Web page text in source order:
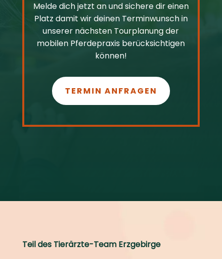
Melde dich jetzt an und sichere dir einen
Platz damit wir deinen Terminwunsch in
unserer nächsten Tourplanung der
mobilen Pferdepraxis berücksichtigen
können!
TERMIN ANFRAGEN
Teil des Tierärzte-Team Erzgebirge